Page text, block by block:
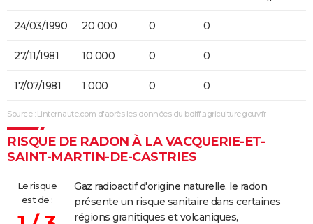
24/03/1990 20 000 0 0
27/11/1981 10 000 0 0
17/07/1981 1 000 0 0
Source : Linternaute.com d'après les données du bdiff.agriculture.gouv.fr
RISQUE DE RADON À LA VACQUERIE-ET-
SAINT-MARTIN-DE-CASTRIES
Le risque
est de :
Gaz radioactif d'origine naturelle, le radon
présente un risque sanitaire dans certaines
régions granitiques et volcaniques,